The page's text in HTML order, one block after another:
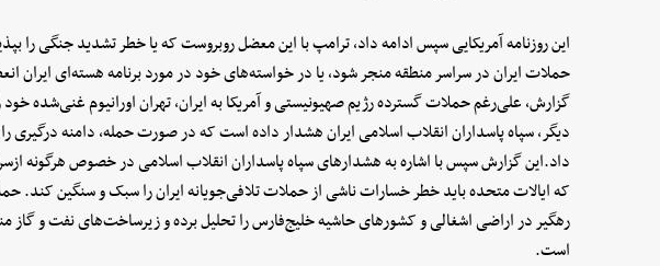
این روزنامه آمریکایی سپس ادامه داد، ترامپ با این معضل روبروست که یا خطر تشدید جنگی را
حملات ایران در سراسر منطقه منجر شود، یا در خواسته‌های خود در مورد برنامه هسته‌ای ایران
گزارش، علی‌رغم حملات گسترده رژیم صهیونیستی و آمریکا به ایران، تهران اورانیوم غنی‌شده
دیگر، سپاه پاسداران انقلاب اسلامی ایران هشدار داده است که در صورت حمله، دامنه درگیری
داد.این گزارش سپس با اشاره به هشدارهای سپاه پاسداران انقلاب اسلامی در خصوص هرگونه
که ایالات متحده باید خطر خسارات ناشی از حملات تلافی‌جویانه ایران را سبک و سنگین کند.
رهگیر در اراضی اشغالی و کشورهای حاشیه خلیج‌فارس را تحلیل برده و زیرساخت‌های نفت و گاز
است.